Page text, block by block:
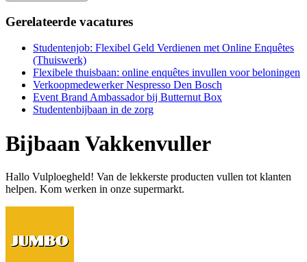
Gerelateerde vacatures
Studentenjob: Flexibel Geld Verdienen met Online Enquêtes
(Thuiswerk)
Flexibele thuisbaan: online enquêtes invullen voor beloningen
Verkoopmedewerker Nespresso Den Bosch
Event Brand Ambassador bij Butternut Box
Studentenbijbaan in de zorg
Bijbaan Vakkenvuller
Hallo Vulploegheld! Van de lekkerste producten vullen tot klanten
helpen. Kom werken in onze supermarkt.